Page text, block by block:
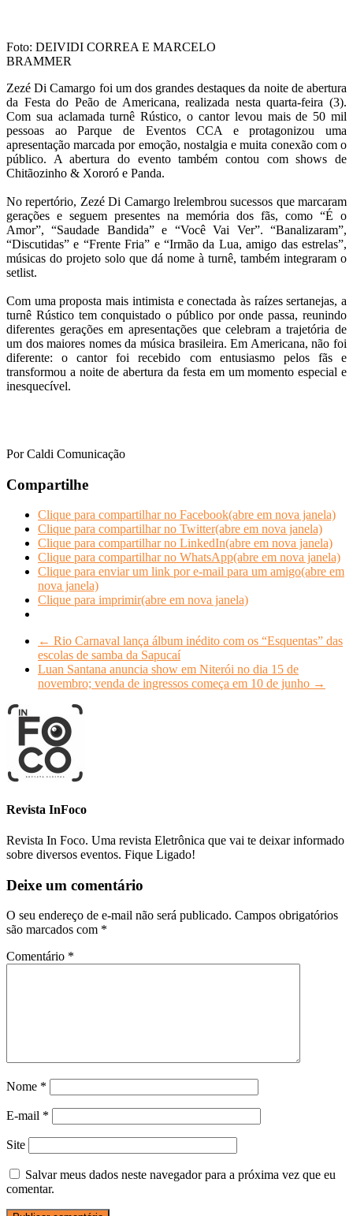
Foto: DEIVIDI CORREA E MARCELO
BRAMMER
Zezé Di Camargo foi um dos grandes destaques da noite de abertura
da Festa do Peão de Americana, realizada nesta quarta-feira (3).
Com sua aclamada turnê Rústico, o cantor levou mais de 50 mil
pessoas ao Parque de Eventos CCA e protagonizou uma
apresentação marcada por emoção, nostalgia e muita conexão com o
público. A abertura do evento também contou com shows de
Chitãozinho & Xororó e Panda.
No repertório, Zezé Di Camargo lrelembrou sucessos que marcaram
gerações e seguem presentes na memória dos fãs, como “É o
Amor”, “Saudade Bandida” e “Você Vai Ver”. “Banalizaram”,
“Discutidas” e “Frente Fria” e “Irmão da Lua, amigo das estrelas”,
músicas do projeto solo que dá nome à turnê, também integraram o
setlist.
Com uma proposta mais intimista e conectada às raízes sertanejas, a
turnê Rústico tem conquistado o público por onde passa, reunindo
diferentes gerações em apresentações que celebram a trajetória de
um dos maiores nomes da música brasileira. Em Americana, não foi
diferente: o cantor foi recebido com entusiasmo pelos fãs e
transformou a noite de abertura da festa em um momento especial e
inesquecível.
Por Caldi Comunicação
Compartilhe
Clique para compartilhar no Facebook(abre em nova janela)
Clique para compartilhar no Twitter(abre em nova janela)
Clique para compartilhar no LinkedIn(abre em nova janela)
Clique para compartilhar no WhatsApp(abre em nova janela)
Clique para enviar um link por e-mail para um amigo(abre em
nova janela)
Clique para imprimir(abre em nova janela)
← Rio Carnaval lança álbum inédito com os “Esquentas” das
escolas de samba da Sapucaí
Luan Santana anuncia show em Niterói no dia 15 de
novembro; venda de ingressos começa em 10 de junho →
Revista InFoco
Revista In Foco. Uma revista Eletrônica que vai te deixar informado
sobre diversos eventos. Fique Ligado!
Deixe um comentário
O seu endereço de e-mail não será publicado. Campos obrigatórios
são marcados com *
Comentário *
Nome *
E-mail *
Site
Salvar meus dados neste navegador para a próxima vez que eu
comentar.